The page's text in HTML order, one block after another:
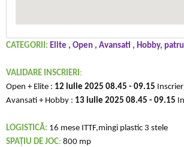
CATEGORII: Elite , Open , Avansati , Hobby,
VALIDARE INSCRIERI :
Open + Elite : 12 iulie 2025 08.45 - 09.15
Avansati + Hobby : 13 iulie 2025 08.45 - 09.15
LOGISTICĂ: 16 mese ITTF,mingi plastic 3 stele
SPAȚIU DE JOC: 800 mp